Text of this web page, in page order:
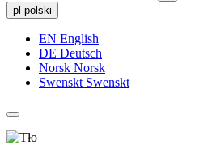
pl polski
EN English
DE Deutsch
Norsk Norsk
Swenskt Swenskt